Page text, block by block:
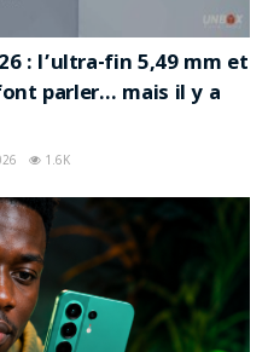
: l’ultra-fin 5,49 mm et
parler… mais il y a
1.6K